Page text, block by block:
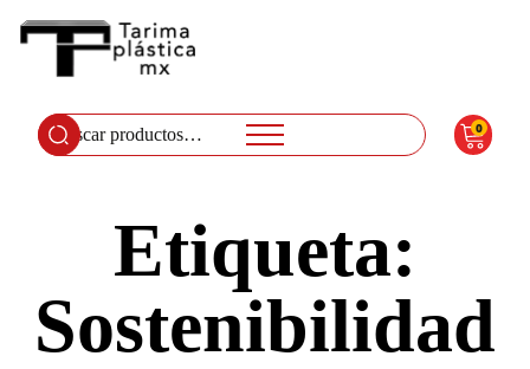
Buscar
por:
0
Etiqueta:
Sostenibilidad